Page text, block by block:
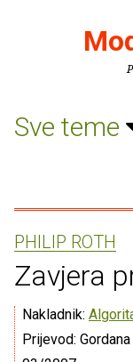
Sve teme
PHILIP ROTH
Zavjera
Nakladnik:
Prijevod: